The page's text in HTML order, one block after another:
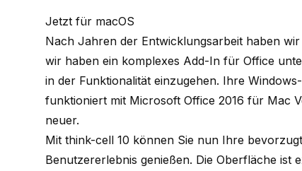
Jetzt für macOS
Nach Jahren der Entwicklungsarbeit haben
wir haben ein komplexes Add-In für Office
in der Funktionalität einzugehen. Ihre
funktioniert mit Microsoft Office 2016 für Mac
neuer.
Mit think-cell 10 können Sie nun Ihre
Benutzererlebnis genießen. Die Oberfläche ist